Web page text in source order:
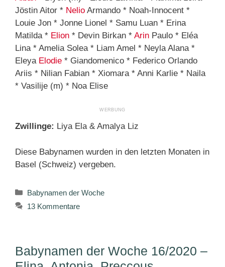
Jöstin Aitor * Nelio Armando * Noah-Innocent *
Louie Jon * Jonne Lionel * Samu Luan * Erina
Matilda * Elion * Devin Birkan * Arin Paulo * Eléa
Lina * Amelia Solea * Liam Amel * Neyla Alana *
Eleya Elodie * Giandomenico * Federico Orlando
Ariis * Nilian Fabian * Xiomara * Anni Karlie * Naila
* Vasilije (m) * Noa Elise
Zwillinge: Liya Ela & Amalya Liz
Diese Babynamen wurden in den letzten Monaten in
Basel (Schweiz) vergeben.
Kategorien
Babynamen der Woche
13 Kommentare
Babynamen der Woche 16/2020 –